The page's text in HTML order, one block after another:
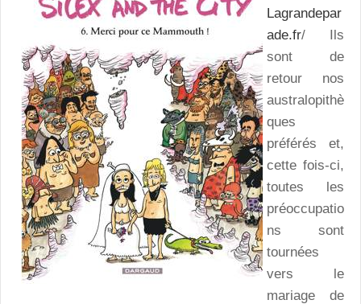
Lagrandepar
ade.fr/ Ils
sont de
retour nos
australopithè
ques
préférés et,
cette fois-ci,
toutes les
préoccupatio
ns sont
tournées
vers le
mariage de